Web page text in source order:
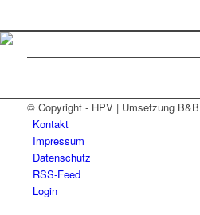
© Copyright - HPV | Umsetzung
Kontakt
Impressum
Datenschutz
RSS-Feed
Login